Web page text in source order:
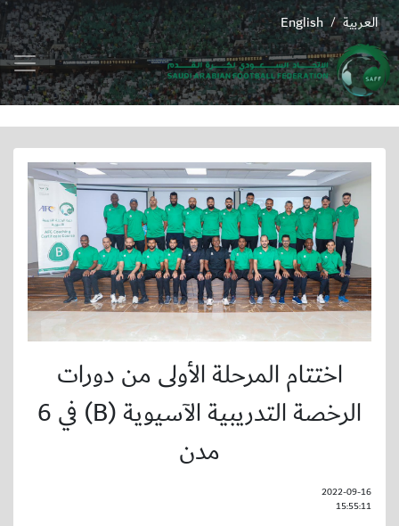
English / العربية
اختتام المرحلة الأولى من دورات
الرخصة التدريبية الآسيوية (B) في 6
مدن
2022-09-16
15:55:11